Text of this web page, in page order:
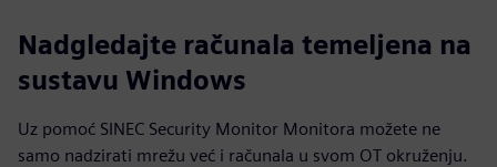
Nadgledajte računala temeljena na
sustavu Windows
Uz pomoć SINEC Security Monitor Monitora možete ne
samo nadzirati mrežu već i računala u svom OT okruženju.